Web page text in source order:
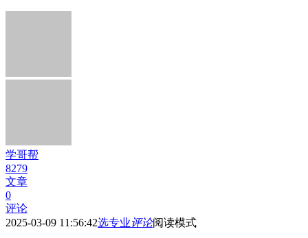
学哥帮
8279
文章
0
评论
2025-03-09 11:56:42选专业评论阅读模式